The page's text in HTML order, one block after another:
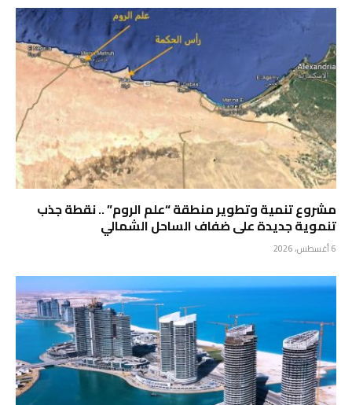
مشروع تنمية وتطوير منطقة “علم الروم” .. نقطة جذب
تنموية جديدة على ضفاف الساحل الشمالي
6 أغسطس، 2026